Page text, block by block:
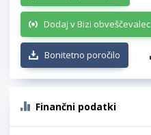
Dodaj v Bizi obveščevalec
Bonitetno poročilo
Finančni podatki